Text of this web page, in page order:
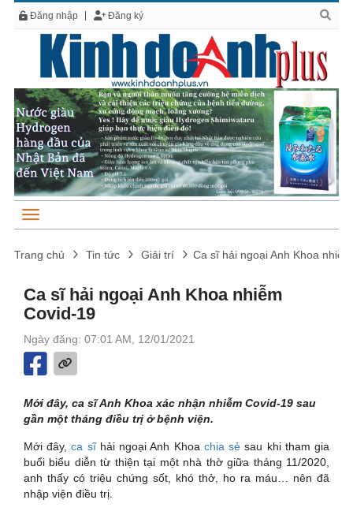
Đăng nhập Đăng ký
Trang chủ Tin tức Giải trí Ca sĩ hải ngoại Anh Khoa
Ca sĩ hải ngoại Anh Khoa nhiễm
Covid-19
Ngày đăng: 07:01 AM, 12/01/2021
Mới đây, ca sĩ Anh Khoa xác nhận nhiễm Covid-19 sau
gần một tháng điều trị ở bệnh viện.
Mới đây,ca sĩhải ngoại Anh Khoa chia sẻ sau khi tham gia
buổi biểu diễn từ thiện tại một nhà thờ giữa tháng 11/2020,
anh thấy có triệu chứng sốt, khó thở, ho ra máu… nên đã
nhập viện điều trị.